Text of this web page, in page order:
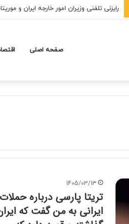
رایزنی تلفنی وزیران امور خارجه ایران و
صفحه اصلی
1405/03/13
تریتا پارسی درباره
ایرانی به من گفت که